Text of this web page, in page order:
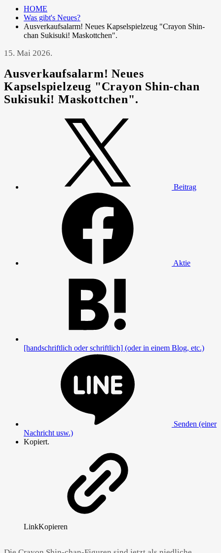
HOME
Was gibt's Neues?
Ausverkaufsalarm! Neues Kapselspielzeug "Crayon Shin-
chan Sukisuki! Maskottchen".
15. Mai 2026.
Ausverkaufsalarm! Neues
Kapselspielzeug "Crayon Shin-chan
Sukisuki! Maskottchen".
Beitrag
Aktie
[handschriftlich oder schriftlich] (oder in einem Blog, etc.)
Senden (einer
Nachricht usw.)
Kopiert.
LinkKopieren